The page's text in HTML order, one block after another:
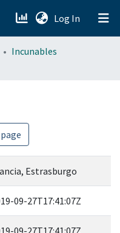
Log In (current)
Incunables
Estrasburgo
09-27T17:41:07Z
09-27T17:41:07Z